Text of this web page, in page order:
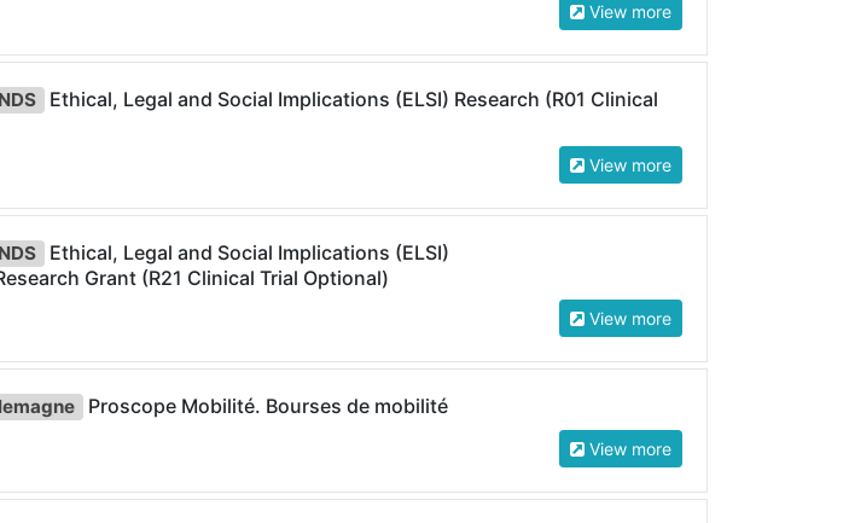
View more
Ethical, Legal and Social Implications (ELSI) Research (R01 Clinical
View more
Ethical, Legal and Social Implications (ELSI)
Grant (R21 Clinical Trial Optional)
View more
Proscope Mobilité. Bourses de mobilité
View more